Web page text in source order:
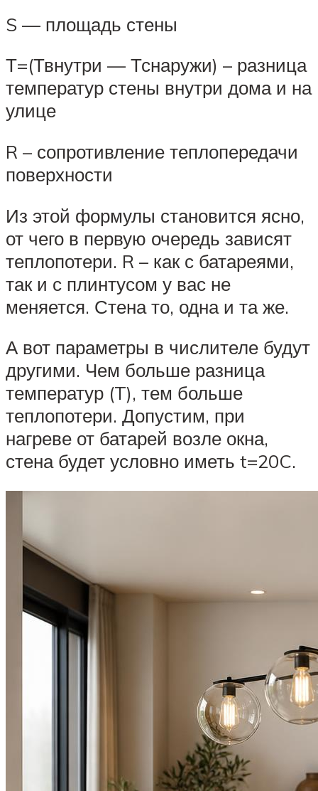
S — площадь стены
Т=(Твнутри — Тснаружи) – разница
температур стены внутри дома и на
улице
R – сопротивление теплопередачи
поверхности
Из этой формулы становится ясно,
от чего в первую очередь зависят
теплопотери. R – как с батареями,
так и с плинтусом у вас не
меняется. Стена то, одна и та же.
А вот параметры в числителе будут
другими. Чем больше разница
температур (T), тем больше
теплопотери. Допустим, при
нагреве от батарей возле окна,
стена будет условно иметь t=20C.